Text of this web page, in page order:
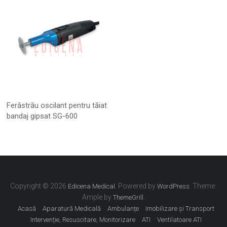
Ferăstrău oscilant pentru tăiat
bandaj gipsat SG-600
Copyright © 2026 Edicena Medical . Powered byWordPress . Theme:
Ample by ThemeGrill
Acasă Aparatură Medicală Ambulanțe
Imobilizare și Transport
Intervenție, Resuscitare, Monitorizare
ATI Ventilatoare ATI